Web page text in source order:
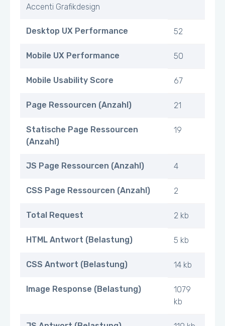
Accenti Grafikdesign
Desktop UX Performance 52
Mobile UX Performance 50
Mobile Usability Score 67
Page Ressourcen (Anzahl) 21
Statische Page Ressourcen
(Anzahl)
19
JS Page Ressourcen (Anzahl) 4
CSS Page Ressourcen (Anzahl) 2
Total Request 2 kb
HTML Antwort (Belastung) 5 kb
CSS Antwort (Belastung) 14 kb
Image Response (Belastung)
1079
kb